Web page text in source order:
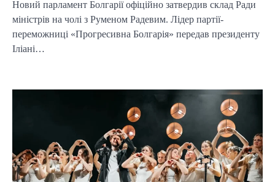
Новий парламент Болгарії офіційно затвердив склад Ради
міністрів на чолі з Руменом Радевим. Лідер партії-
переможниці «Прогресивна Болгарія» передав президенту
Іліані…